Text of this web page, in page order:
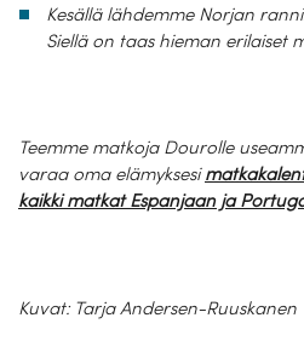
Kesällä lähdemme Norjan
Siellä on taas hieman erilaiset
Teemme matkoja Dourolle
varaa oma elämyksesi
kaikki matkat Espanjaan ja
Kuvat: Tarja Andersen-Ruuskanen